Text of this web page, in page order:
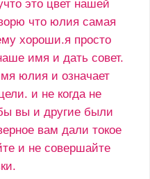
это цвет нашей
что юлия самая
хороши.я просто
имя и дать совет.
юлия и означает
и не когда не
вы и другие были
вам дали токое
и не совершайте